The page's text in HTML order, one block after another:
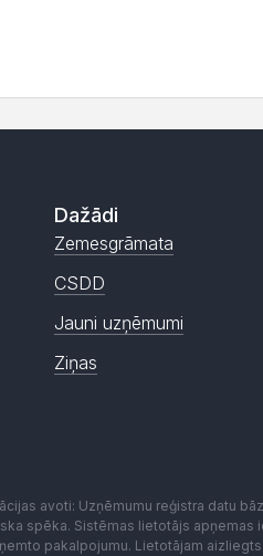
Dažādi
Zemesgrāmata
CSDD
Jauni uzņēmumi
Ziņas
avoti: Uzņēmumu reģistra datu
spēka. Sistēmas lietotājs
pakalpojumu. Lietotājam